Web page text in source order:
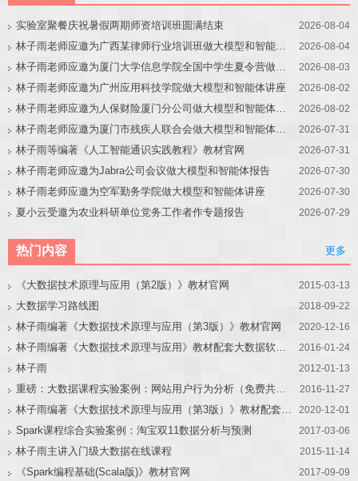
实验室聚餐庆祝暑假两期师资培训班圆满结束 2026-08-04
林子雨老师应邀为广西某律师行业培训班做大模型和智能体讲座 2026-08-04
林子雨老师应邀为厦门大学信息学院全国中学生夏令营做大模型讲座 2026-08-03
林子雨老师应邀为广州应用科技学院做大模型和智能体讲座 2026-08-02
林子雨老师应邀为人保财险厦门分公司做大模型和智能体讲座 2026-08-02
林子雨老师应邀为厦门市残疾人联合会做大模型和智能体讲座 2026-07-31
林子雨等编著《人工智能通识实践教程》教材官网 2026-07-31
林子雨老师应邀为Jabra公司会议做大模型和智能体报告 2026-07-30
林子雨老师应邀为空军勤务学院做大模型和智能体讲座 2026-07-30
夏小云受邀为农业科研单位党务工作者作专题报告 2026-07-29
热门内容 更多
《大数据技术原理与应用（第2版）》教材官网 2015-03-13
大数据学习路线图 2018-09-22
林子雨编著《大数据技术原理与应用（第3版）》教材官网 2020-12-16
林子雨编著《大数据技术原理与应用》教材配套大数据软件安装和编程实践指南 2016-01-24
林子雨 2012-01-13
重磅：大数据课程实验案例：网站用户行为分析（免费共享） 2016-11-27
林子雨编著《大数据技术原理与应用（第3版）》教材配套大数据软件安装和编程实践指南 2020-12-01
Spark课程综合实验案例：淘宝双11数据分析与预测 2017-03-06
林子雨主讲入门级大数据在线课程 2015-11-14
《Spark编程基础(Scala版)》教材官网 2017-09-09